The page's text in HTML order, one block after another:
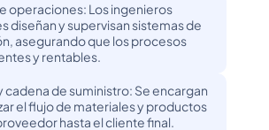
operaciones: Los ingenieros
diseñan y supervisan sistemas de
asegurando que los procesos
y rentables.
cadena de suministro: Se encargan
el flujo de materiales y productos
hasta el cliente final.